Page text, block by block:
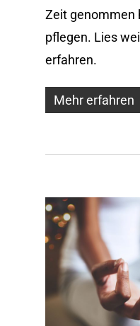
Zeit genommen
pflegen. Lies
erfahren.
Mehr erfahren